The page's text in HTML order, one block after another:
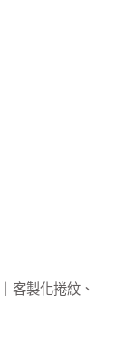
客製化捲紋、